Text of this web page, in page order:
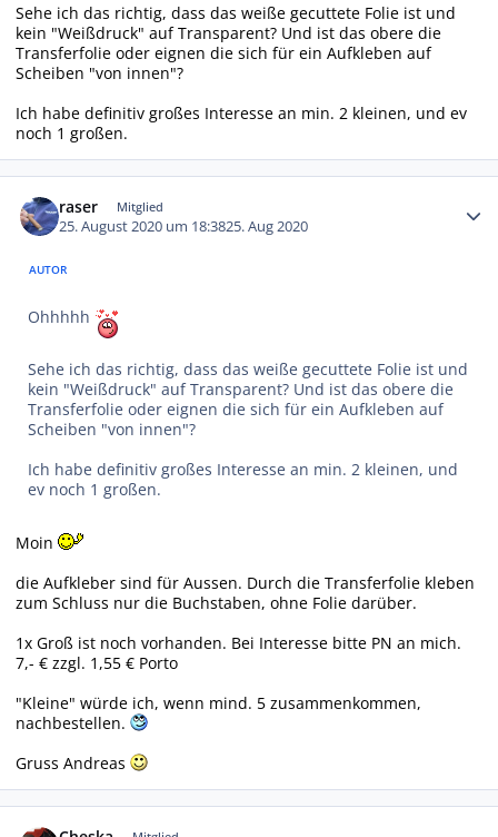
Sehe ich das richtig, dass das weiße gecuttete Folie ist und
kein "Weißdruck" auf Transparent? Und ist das obere die
Transferfolie oder eignen die sich für ein Aufkleben auf
Scheiben "von innen"?
Ich habe definitiv großes Interesse an min. 2 kleinen, und ev
noch 1 großen.
raser Mitglied
25. August 2020 um 18:3825. Aug 2020
AUTOR
Ohhhhh
Sehe ich das richtig, dass das weiße gecuttete Folie ist und
kein "Weißdruck" auf Transparent? Und ist das obere die
Transferfolie oder eignen die sich für ein Aufkleben auf
Scheiben "von innen"?
Ich habe definitiv großes Interesse an min. 2 kleinen, und
ev noch 1 großen.
Moin
die Aufkleber sind für Aussen. Durch die Transferfolie kleben
zum Schluss nur die Buchstaben, ohne Folie darüber.
1x Groß ist noch vorhanden. Bei Interesse bitte PN an mich.
7,- € zzgl. 1,55 € Porto
"Kleine" würde ich, wenn mind. 5 zusammenkommen,
nachbestellen.
Gruss Andreas